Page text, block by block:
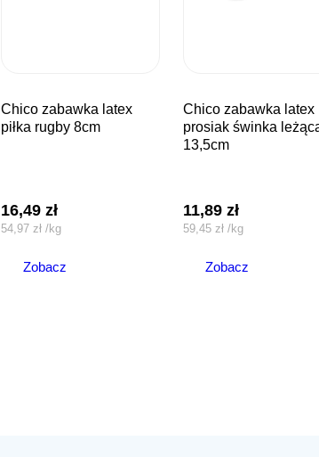
chico zabawka latex
piłka rugby 8cm
16,49 zł
54,97 zł /kg
Zobacz
chico zabawka latex
prosiak świnka
13,5cm
11,89zł
59,45zł /kg
Zobacz